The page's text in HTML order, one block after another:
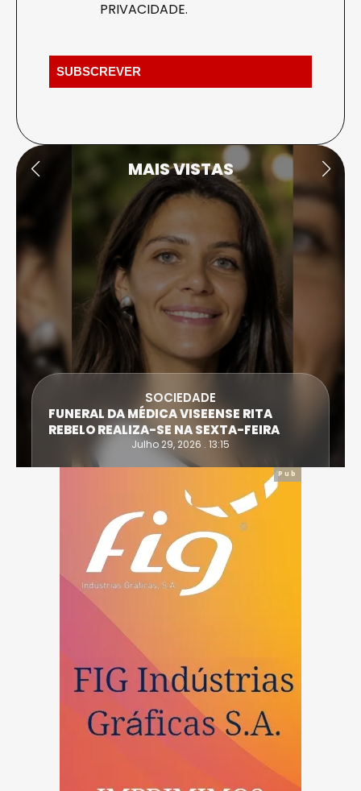
PRIVACIDADE.
MAIS VISTAS
SOCIEDADE
FUNERAL DA MÉDICA VISEENSE RITA
REBELO REALIZA-SE NA SEXTA-FEIRA
Julho 29, 2026 . 13:15
Pub